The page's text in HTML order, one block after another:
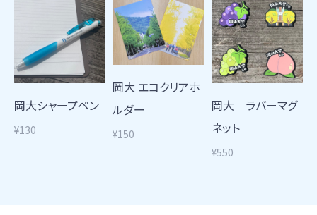
岡大シャープペン
¥130
岡大 エコクリアホ
ルダー
¥150
岡大 ラバーマグ
ネット
¥550